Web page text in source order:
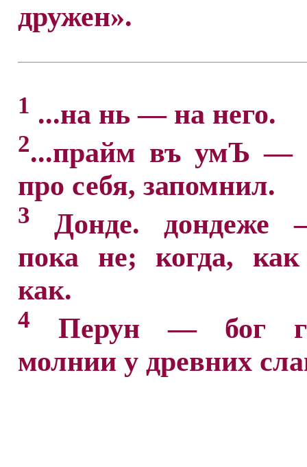
дружен».
1 ...на нь — на него.
2...прайм въ умЪ —
про себя, запомнил.
3
Донде. дондеже
пока не; когда, как
как.
4
Перун — бог
молнии у древних